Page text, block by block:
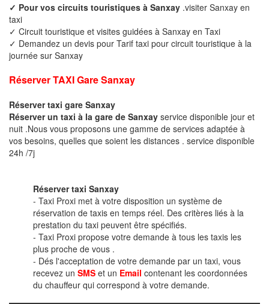
✓ Pour vos circuits touristiques à Sanxay .visiter Sanxay en
taxi
✓ Circuit touristique et visites guidées à Sanxay en Taxi
✓ Demandez un devis pour Tarif taxi pour circuit touristique à la
journée sur Sanxay
Réserver TAXI Gare Sanxay
Réserver taxi gare Sanxay
Réserver un taxi à la gare de Sanxay service disponible jour et
nuit .Nous vous proposons une gamme de services adaptée à
vos besoins, quelles que soient les distances . service disponible
24h /7j
Réserver taxi Sanxay
- Taxi Proxi met à votre disposition un système de
réservation de taxis en temps réel. Des critères liés à la
prestation du taxi peuvent être spécifiés.
- Taxi Proxi propose votre demande à tous les taxis les
plus proche de vous .
- Dés l'acceptation de votre demande par un taxi, vous
recevez un SMS et un Email contenant les coordonnées
du chauffeur qui correspond à votre demande.